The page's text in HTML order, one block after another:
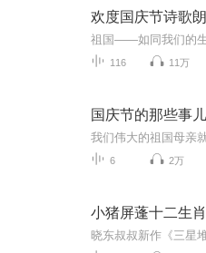
欢度国庆节诗歌
116 11万
国庆节的那些事
6 2万